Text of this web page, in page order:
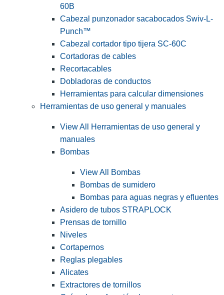
60B
Cabezal punzonador sacabocados Swiv-L-
Punch™
Cabezal cortador tipo tijera SC-60C
Cortadoras de cables
Recortacables
Dobladoras de conductos
Herramientas para calcular dimensiones
Herramientas de uso general y manuales
View All Herramientas de uso general y
manuales
Bombas
View All Bombas
Bombas de sumidero
Bombas para aguas negras y efluentes
Asidero de tubos STRAPLOCK
Prensas de tornillo
Niveles
Cortapernos
Reglas plegables
Alicates
Extractores de tornillos